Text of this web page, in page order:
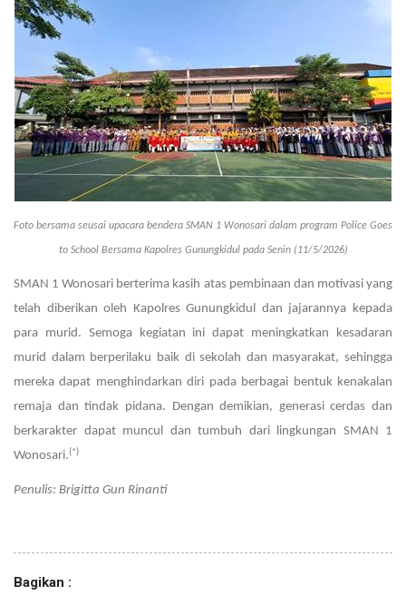
Foto bersama seusai upacara bendera SMAN 1 Wonosari dalam program Police Goes
to School Bersama Kapolres Gunungkidul pada Senin (11/5/2026)
SMAN 1 Wonosari berterima kasih atas pembinaan dan motivasi yang
telah diberikan oleh Kapolres Gunungkidul dan jajarannya kepada
para murid. Semoga kegiatan ini dapat meningkatkan kesadaran
murid dalam berperilaku baik di sekolah dan masyarakat, sehingga
mereka dapat menghindarkan diri pada berbagai bentuk kenakalan
remaja dan tindak pidana. Dengan demikian, generasi cerdas dan
berkarakter dapat muncul dan tumbuh dari lingkungan SMAN 1
Wonosari.(*)
Penulis: Brigitta Gun Rinanti
Bagikan :